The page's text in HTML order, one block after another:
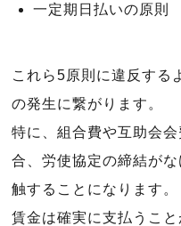
一定期日払いの原則
これら5原則に違反する
の発生に繋がります。
特に、組合費や互助会
合、労使協定の締結が
触することになります。
賃金は確実に支払うこ